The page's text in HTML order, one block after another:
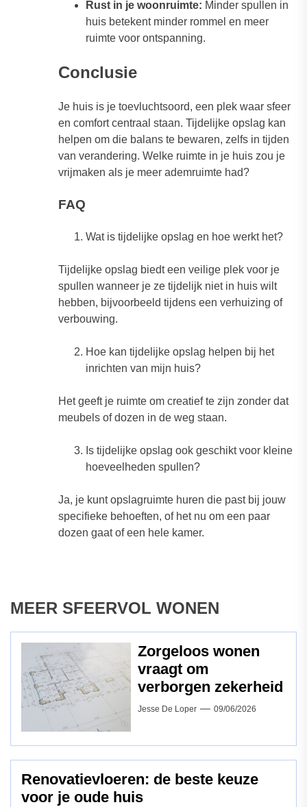
Rust in je woonruimte: Minder spullen in
huis betekent minder rommel en meer
ruimte voor ontspanning.
Conclusie
Je huis is je toevluchtsoord, een plek waar sfeer
en comfort centraal staan. Tijdelijke opslag kan
helpen om die balans te bewaren, zelfs in tijden
van verandering. Welke ruimte in je huis zou je
vrijmaken als je meer ademruimte had?
FAQ
Wat is tijdelijke opslag en hoe werkt het?
Tijdelijke opslag biedt een veilige plek voor je
spullen wanneer je ze tijdelijk niet in huis wilt
hebben, bijvoorbeeld tijdens een verhuizing of
verbouwing.
Hoe kan tijdelijke opslag helpen bij het
inrichten van mijn huis?
Het geeft je ruimte om creatief te zijn zonder dat
meubels of dozen in de weg staan.
Is tijdelijke opslag ook geschikt voor kleine
hoeveelheden spullen?
Ja, je kunt opslagruimte huren die past bij jouw
specifieke behoeften, of het nu om een paar
dozen gaat of een hele kamer.
MEER SFEERVOL WONEN
Zorgeloos wonen
vraagt om
verborgen zekerheid
Jesse De Loper 09/06/2026
Renovatievloeren: de beste keuze
voor je oude huis